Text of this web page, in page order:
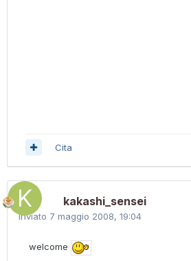
Cita
kakashi_sensei
Inviato 7 maggio 2008, 19:04
welcome